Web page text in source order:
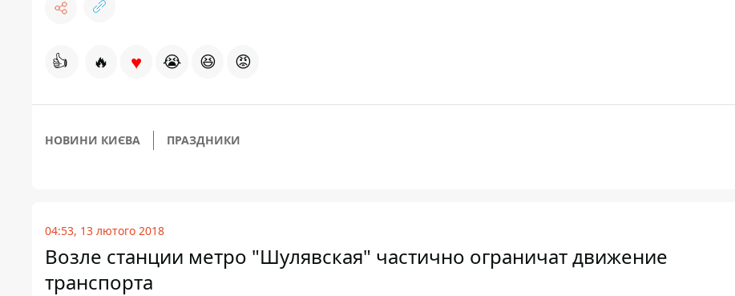
👍 🔥 ♥ 😭 😆 😡
НОВИНИ КИЄВА ПРАЗДНИКИ
04:53, 13 лютого 2018
Возле станции метро "Шулявская" частично ограничат движение
транспорта